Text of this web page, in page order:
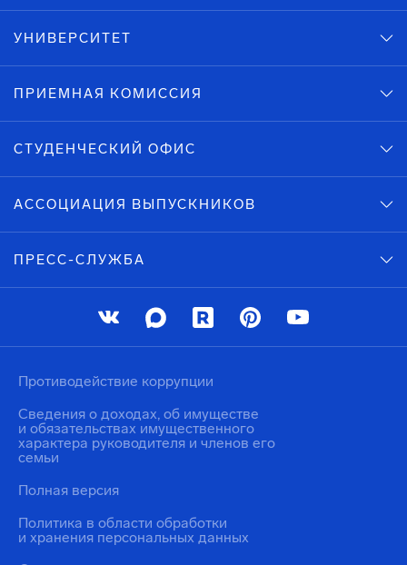
УНИВЕРСИТЕТ
ПРИЕМНАЯ КОМИССИЯ
СТУДЕНЧЕСКИЙ ОФИС
АССОЦИАЦИЯ ВЫПУСКНИКОВ
ПРЕСС-СЛУЖБА
Политика в области обработки
и хранения персональных данных
Противодействие коррупции
Сведения о доходах, об имуществе
и обязательствах имущественного
характера руководителя и членов его
семьи
Полная версия